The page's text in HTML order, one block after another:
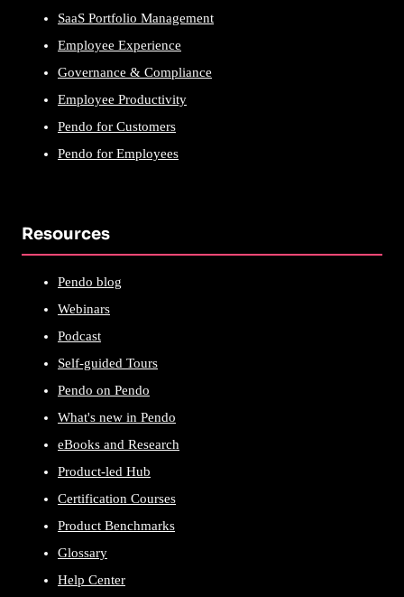
SaaS Portfolio Management
Employee Experience
Governance & Compliance
Employee Productivity
Pendo for Customers
Pendo for Employees
Resources
Pendo blog
Webinars
Podcast
Self-guided Tours
Pendo on Pendo
What's new in Pendo
eBooks and Research
Product-led Hub
Certification Courses
Product Benchmarks
Glossary
Help Center